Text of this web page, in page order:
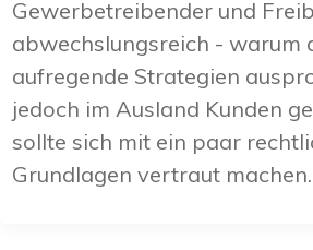
Gewerbetreibender und
abwechslungsreich - warum
aufregende Strategien
jedoch im Ausland Kunden
sollte sich mit ein paar
Grundlagen vertraut machen.